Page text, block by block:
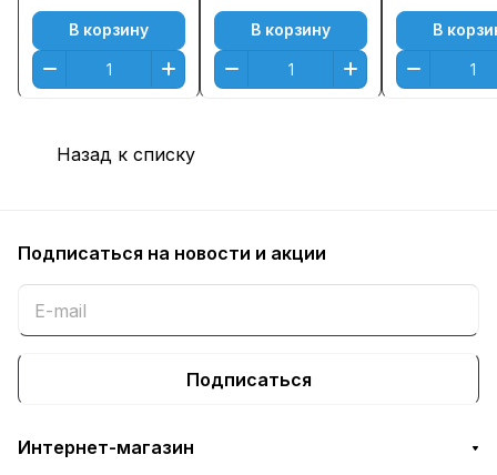
В корзину В корзину В
Назад к списку
Подписаться на новости и акции
Подписаться
Интернет-магазин